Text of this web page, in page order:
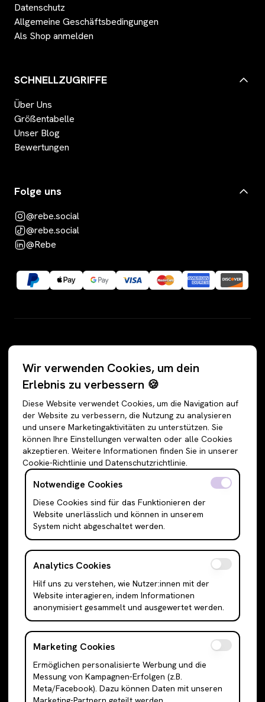
Datenschutz
Allgemeine Geschäftsbedingungen
Als Shop anmelden
SCHNELLZUGRIFFE
Über Uns
Größentabelle
Unser Blog
Bewertungen
Folge uns
@rebe.social
@rebe.social
@Rebe
Alle Angebote
Schuhe
Oberteile
Sweatshirts & Hoodies
Shirts & Blusen
T-Shirts
Cami Top & Ärmellos
Schulterfreie Oberteile
Boleros & Shrugs
Anzugwesten & Polunder
Langarm Oberteile
Bodysuits
Outerwear
Jacken
Cardigans
Blazer
Mäntel & Trenchcoats
Puffer & Bomber Jacken
Hosen
Jogginghosen
Anzughosen
Shorts
Leggings
Mini Röcke
Midi Röcke
Kleider
Midi Kleider
Maxi Kleider
Abendkleider
Tanktops
Anzüge
Sneakers
Wir verwenden Cookies, um dein
Erlebnis zu verbessern 🍪
Diese Website verwendet Cookies, um die Navigation auf
der Website zu verbessern, die Nutzung zu analysieren
und unsere Marketingaktivitäten zu unterstützen. Sie
können Ihre Einstellungen verwalten oder alle Cookies
akzeptieren. Weitere Informationen finden Sie in unserer
Cookie-Richtlinie und Datenschutzrichtlinie.
Notwendige Cookies
Diese Cookies sind für das Funktionieren der
Website unerlässlich und können in unserem
System nicht abgeschaltet werden.
Analytics Cookies
Hilf uns zu verstehen, wie Nutzer:innen mit der
Website interagieren, indem Informationen
anonymisiert gesammelt und ausgewertet werden.
Marketing Cookies
Ermöglichen personalisierte Werbung und die
Messung von Kampagnen-Erfolgen (z.B.
Meta/Facebook). Dazu können Daten mit unseren